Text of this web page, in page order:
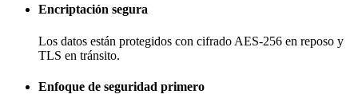
Encriptación segura
Los datos están protegidos con cifrado AES-256 en reposo y
TLS en tránsito.
Enfoque de seguridad primero